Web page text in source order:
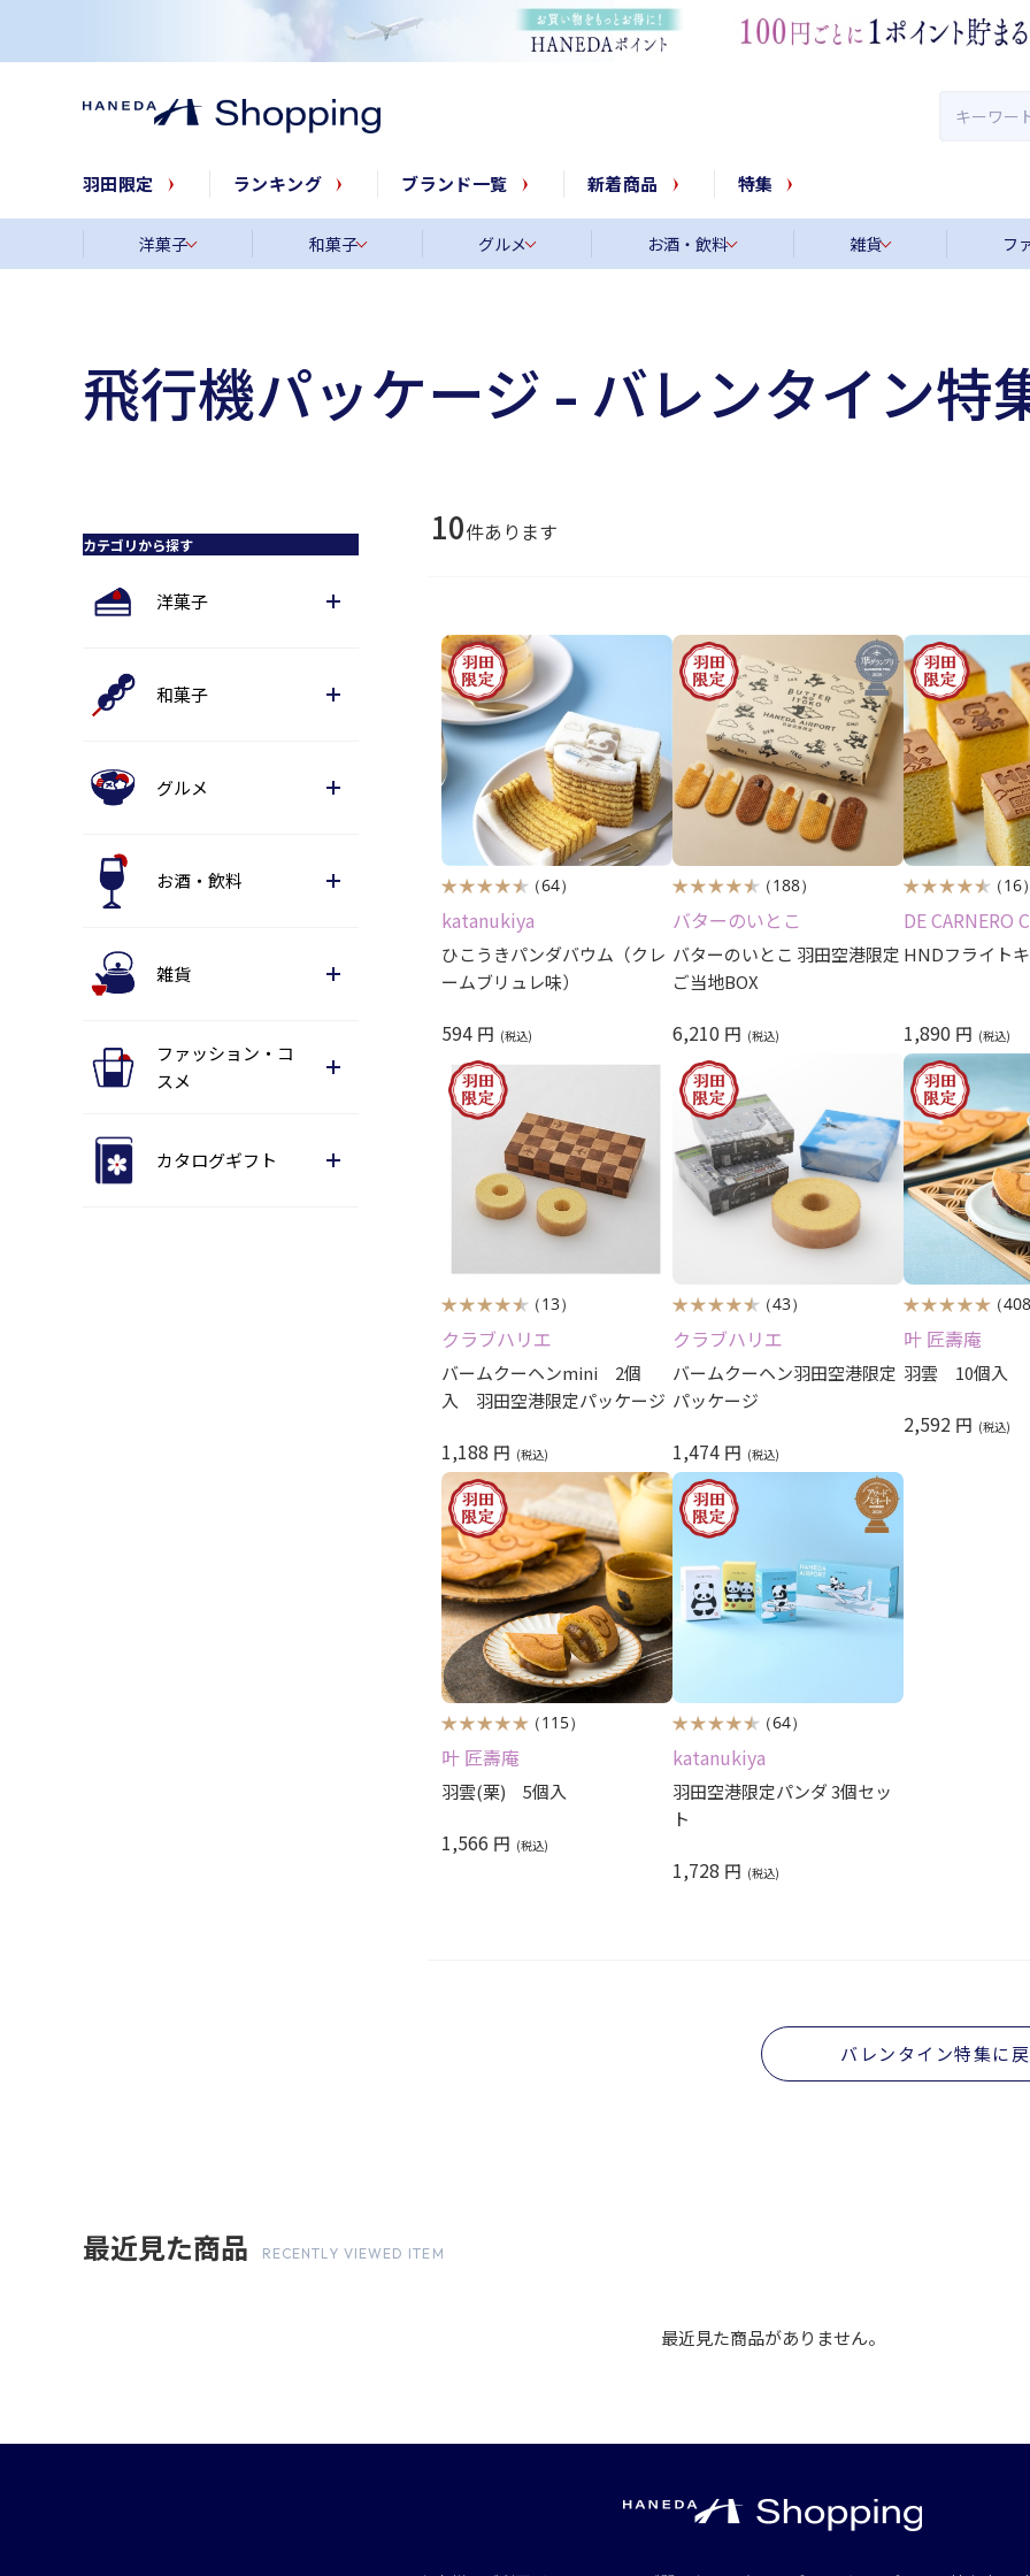
羽田限定 ランキング ブランド一覧 新着商品 特集
洋菓子 和菓子 グルメ お酒・飲料 雑貨 フ
飛行機パッケージ - バレンタイン特
カテゴリから探す
洋菓子
和菓子
グルメ
お酒・飲料
雑貨
ファッション・コ
スメ
カタログギフト
10件あります
（64）
katanukiya
ひこうきパンダバウム（クレ
ームブリュレ味）
594 円
（188）
バターのいとこ
バターのいとこ 羽田空港限定
ご当地BOX
6,210 円
（16
DE CARNERO
HNDフライト
1,890 円
（13）
クラブハリエ
バームクーヘンmini 2個
入 羽田空港限定パッケージ
1,188 円
（43）
クラブハリエ
バームクーヘン羽田空港限定
パッケージ
1,474 円
（
叶 匠壽庵
羽雲 10個入
2,592 円
（115）
叶 匠壽庵
羽雲(栗) 5個入
1,566 円
（64）
katanukiya
羽田空港限定パンダ 3個セッ
ト
1,728 円
バレンタイン特集に
最近見た商品 RECENTLY VIEWED ITEM
最近見た商品がありません。